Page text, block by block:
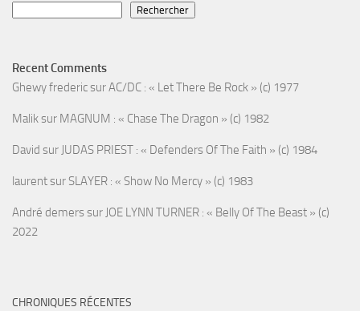
Rechercher
Recent Comments
Ghewy fredericsurAC/DC : « Let There Be Rock » (c) 1977
Maliksur MAGNUM : « Chase The Dragon » (c) 1982
David sur JUDAS PRIEST : « Defenders Of The Faith » (c) 1984
laurentsur SLAYER : « Show No Mercy » (c) 1983
André demerssur JOE LYNN TURNER : « Belly Of The Beast » (c)
2022
CHRONIQUES RÉCENTES